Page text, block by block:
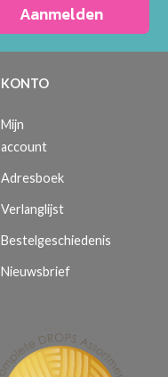
Aanmelden
KONTO
Mijn
account
Adresboek
Verlanglijst
Bestelgeschiedenis
Nieuwsbrief